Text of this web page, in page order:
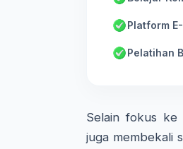
Platform
Pelatihan
Selain fokus ke
juga membekali